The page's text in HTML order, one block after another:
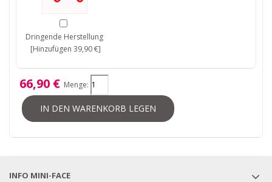
Dringende Herstellung
[Hinzufügen 39,90 €]
66,90 € Menge:
IN DEN WARENKORB LEGEN
INFO MINI-FACE